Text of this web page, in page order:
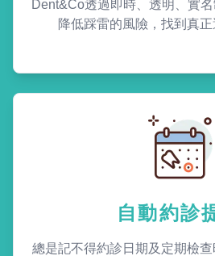
Dent&Co透過即時、透明、實
降低踩雷的風險，找到真正
自動約診
總是記不得約診日期及定期檢